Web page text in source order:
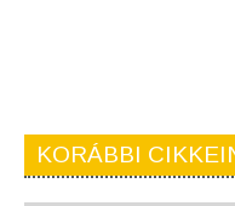
KORÁBBI